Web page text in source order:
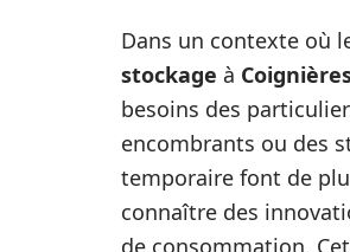
Dans un contexte où
stockage à
besoins des
encombrants ou des
temporaire font de
connaître des
de consommation.